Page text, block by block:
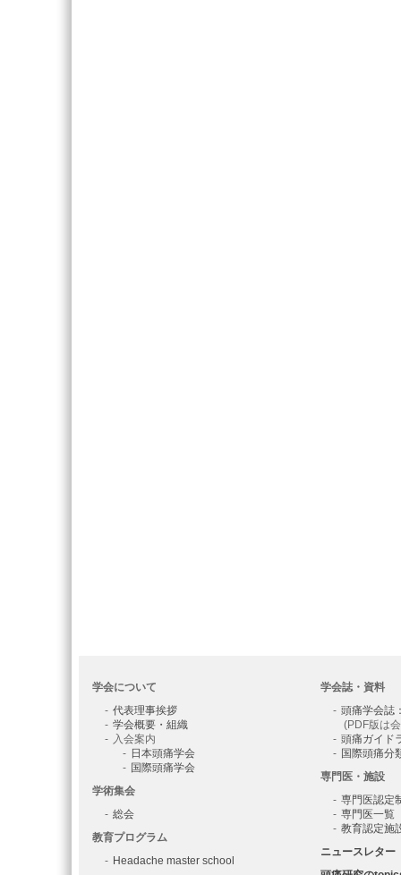
学会について
代表理事挨拶
学会概要・組織
入会案内
日本頭痛学会
国際頭痛学会
学術集会
総会
教育プログラム
Headache master school
学会誌・資料
頭痛学会誌
(PDF版は
頭痛ガイド
国際頭痛分
専門医・施設
専門医認定
専門医一覧
教育認定施
ニュースレター